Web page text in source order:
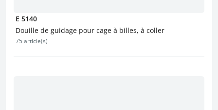
E 5140
Douille de guidage pour cage à billes, à coller
75 article(s)